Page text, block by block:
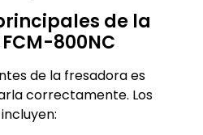
de la
800NC
de la fresadora es
correctamente. Los